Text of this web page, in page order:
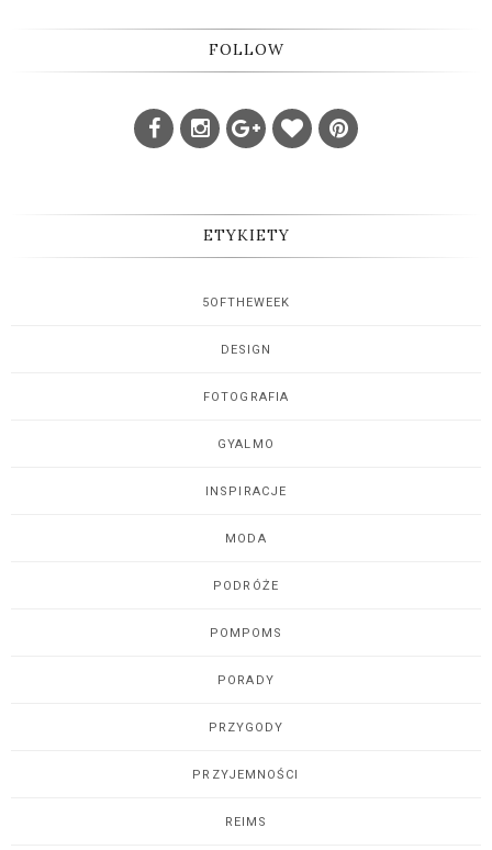
FOLLOW
ETYKIETY
5OFTHEWEEK
DESIGN
FOTOGRAFIA
GYALMO
INSPIRACJE
MODA
PODRÓŻE
POMPOMS
PORADY
PRZYGODY
PRZYJEMNOŚCI
REIMS